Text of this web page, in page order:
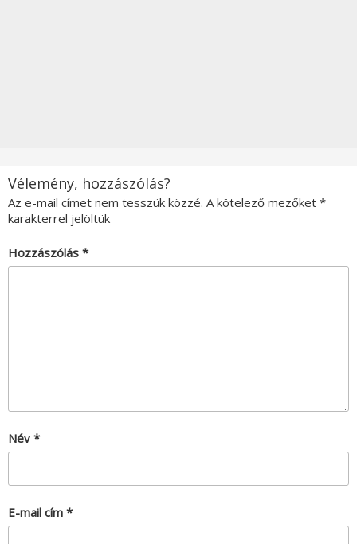
Vélemény, hozzászólás?
Az e-mail címet nem tesszük közzé. A kötelező mezőket *
karakterrel jelöltük
Hozzászólás *
Név *
E-mail cím *